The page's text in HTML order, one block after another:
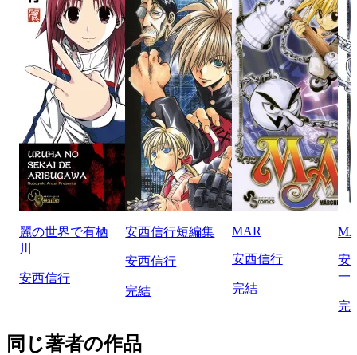
麗の世界で有栖
川
安西信行
安西信行短編集
安西信行
完結
MAR
安西信行
完結
安
一
完
同じ著者の作品